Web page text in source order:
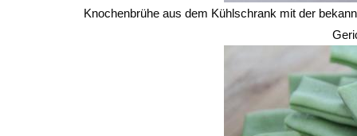
Knochenbrühe aus dem Kühlschrank mit der